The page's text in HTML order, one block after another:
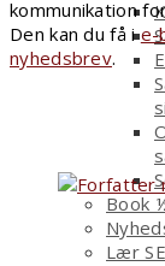
Book
Lær
kommunikation
Den kan du få ie-
nyhedsbrev.